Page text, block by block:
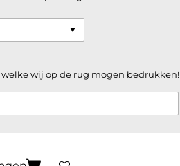
welke wij op de rug mogen bedrukken!